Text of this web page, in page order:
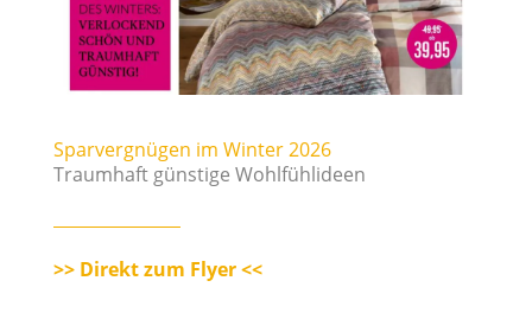
Sparvergnügen im Winter 2026
Traumhaft günstige Wohlfühlideen
>> Direkt zum Flyer <<